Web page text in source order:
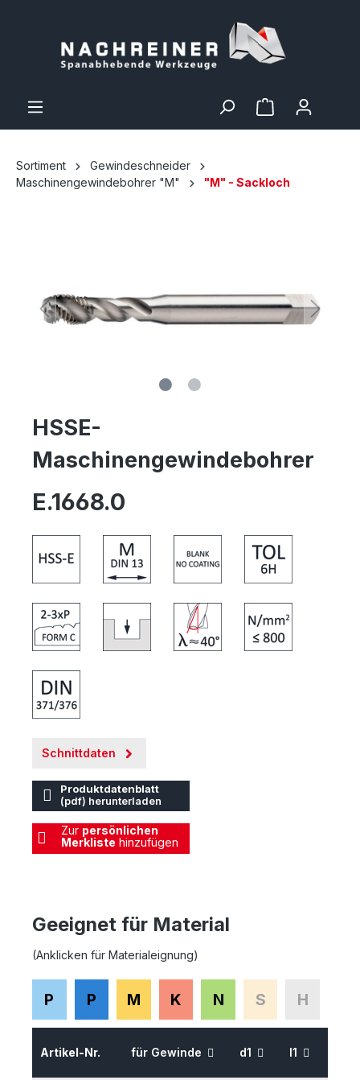
Sortiment
Gewindeschneider
Maschinengewindebohrer "M"
"M" - Sackloch
HSSE-
Maschinengewindebohrer
E.1668.0
Schnittdaten
Produktdatenblatt
(pdf) herunterladen
Zur persönlichen
Merkliste hinzufügen
Geeignet für Material
(Anklicken für Materialeignung)
P P M K N S H
Artikel-Nr. für Gewinde d1 l1